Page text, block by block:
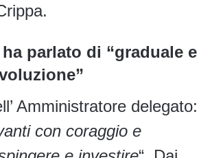
parlato di “graduale e
Amministratore delegato:
con coraggio e